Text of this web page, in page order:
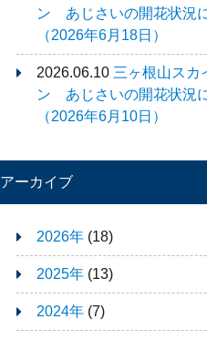
ン あじさいの開花状況
（2026年6月18日）
2026.06.10 三ヶ根山スカ
ン あじさいの開花状況
（2026年6月10日）
アーカイブ
2026年 (18)
2025年 (13)
2024年 (7)